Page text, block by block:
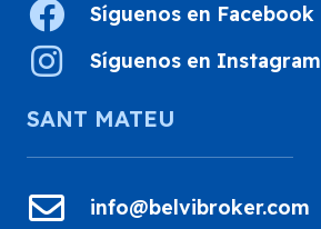
Síguenos en Facebook
Síguenos en Instagram
SANT MATEU
info@belvibroker.com